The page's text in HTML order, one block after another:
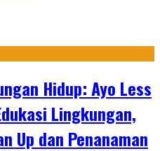
Hidup: Ayo Less
Lingkungan,
Up dan Penanaman